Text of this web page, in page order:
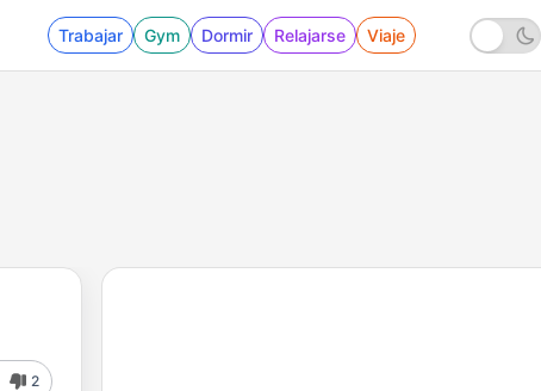
Trabajar Gym Dormir Relajarse Viaje
2